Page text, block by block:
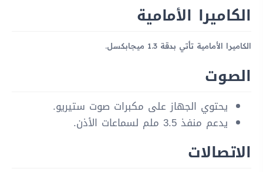
الكاميرا الأمامية
الكاميرا الأمامية تأتي بدقة 1.3 ميجابكسل.
الصوت
يحتوي الجهاز على مكبرات صوت ستيريو.
يدعم منفذ 3.5 ملم لسماعات الأذن.
الاتصالات